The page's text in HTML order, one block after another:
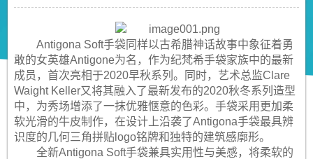
Antigona Soft手袋同样以古希腊神话故事中象征着勇
敢的女英雄Antigone为名，作为纪梵希手袋家族中的最新
成员，首次亮相于2020早秋系列。同时，艺术总监Clare
Waight Keller又将其融入了最新发布的2020秋冬系列造型
中，为秀场增添了一抹优雅惬意的色彩。手袋采用更加柔
软光滑的牛皮制作，在设计上沿袭了Antigona手袋最具辨
识度的几何三角拼贴logo铭牌和独特的建筑感廓形。
全新Antigona Soft手袋兼具实用性与美感，将柔软的